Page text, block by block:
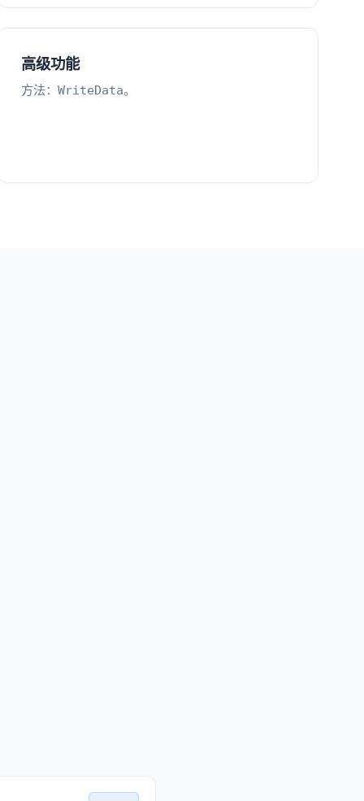
高级功能
方法：WriteData。